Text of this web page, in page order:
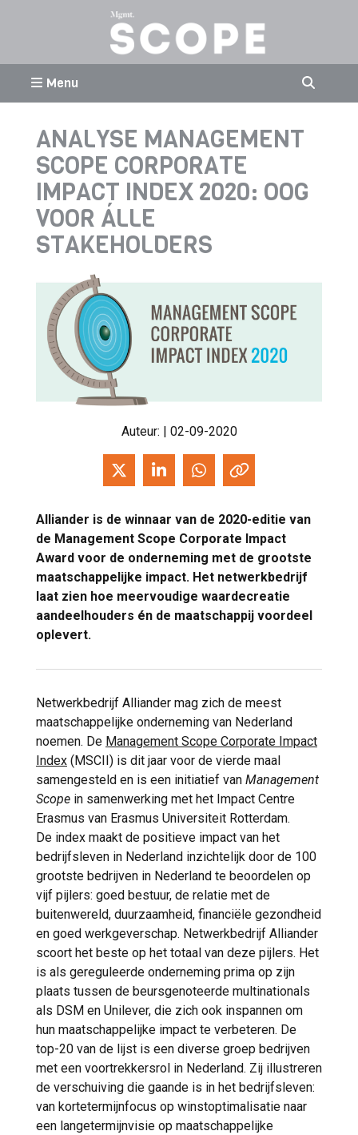
Menu
ANALYSE MANAGEMENT
SCOPE CORPORATE
IMPACT INDEX 2020: OOG
VOOR ÁLLE
STAKEHOLDERS
Auteur: | 02-09-2020
Alliander is de winnaar van de 2020-editie van
de Management Scope Corporate Impact
Award voor de onderneming met de grootste
maatschappelijke impact. Het netwerkbedrijf
laat zien hoe meervoudige waardecreatie
aandeelhouders én de maatschappij voordeel
oplevert.
Netwerkbedrijf Alliander mag zich de meest
maatschappelijke onderneming van Nederland
noemen. De Management Scope Corporate Impact
Index (MSCII) is dit jaar voor de vierde maal
samengesteld en is een initiatief van Management
Scope in samenwerking met het Impact Centre
Erasmus van Erasmus Universiteit Rotterdam.
De index maakt de positieve impact van het
bedrijfsleven in Nederland inzichtelijk door de 100
grootste bedrijven in Nederland te beoordelen op
vijf pijlers: goed bestuur, de relatie met de
buitenwereld, duurzaamheid, financiële gezondheid
en goed werkgeverschap. Netwerkbedrijf Alliander
scoort het beste op het totaal van deze pijlers. Het
is als gereguleerde onderneming prima op zijn
plaats tussen de beursgenoteerde multinationals
als DSM en Unilever, die zich ook inspannen om
hun maatschappelijke impact te verbeteren. De
top-20 van de lijst is een diverse groep bedrijven
met een voortrekkersrol in Nederland. Zij illustreren
de verschuiving die gaande is in het bedrijfsleven:
van kortetermijnfocus op winstoptimalisatie naar
een langetermijnvisie op maatschappelijke